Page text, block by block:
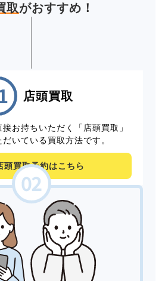
取がおすすめ！
店頭買取
お持ちいただく「店頭買取」
いている買取方法です。
頭買取予約はこちら